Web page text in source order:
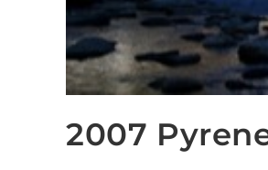
2007